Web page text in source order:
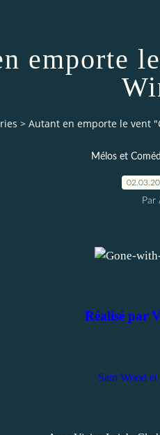
emporte
> Autant en emporte le vent
Mélos et
Par
Réalisé par
Sam Wood et